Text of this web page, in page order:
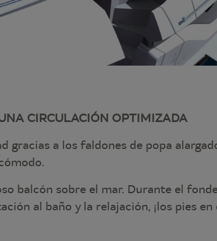
CIRCULACIÓN OPTIMIZADA
gracias a los faldones de popa
balcón sobre el mar. Durante el
al baño y la relajación, ¡los pies en